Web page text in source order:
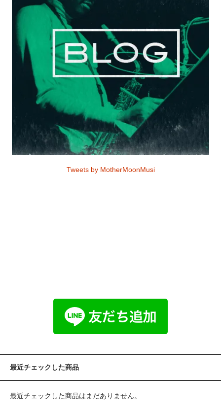
Tweets by MotherMoonMusi
最近チェックした商品
最近チェックした商品はまだありません。